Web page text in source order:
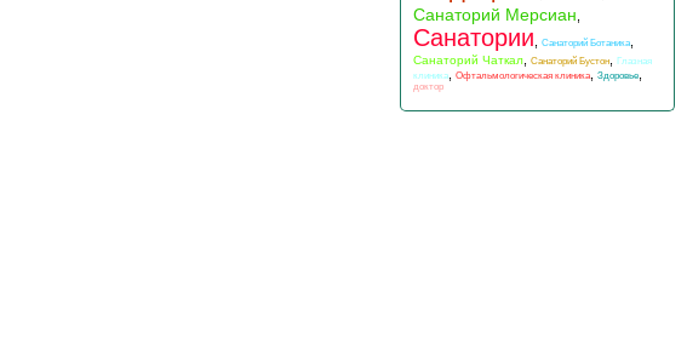
Санаторий Мерсиан
Санатории Санаторий Ботаника
Санаторий Чаткал Санаторий Бустон
Глазная
клиника
Офтальмологическая клиника Здоровье
доктор